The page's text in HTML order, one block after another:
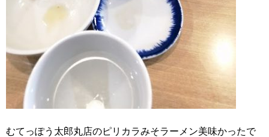
むてっぽう太郎丸店のピリカラみそラーメン美味かったで